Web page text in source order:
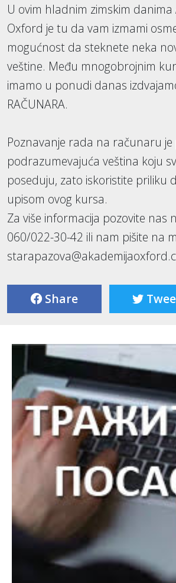
U ovim hladnim zimskim danima
Oxford je tu da vam izmami
mogućnost da steknete neka
veštine. Među mnogobrojnim
imamo u ponudi danas
RAČUNARA.
Poznavanje rada na računaru
podrazumevajuća veština koju
poseduju, zato iskoristite priliku
upisom ovog kursa.
Za više informacija pozovite nas
060/022-30-42 ili nam pišite na
Share